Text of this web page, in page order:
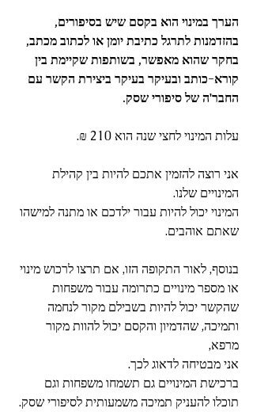
הערך במינוי הוא בקסם שיש בסיפורים,
בהזדמנות לתרגל כתיבת יומן או לכתוב מכתב,
בחקר שהוא מאפשר, בשותפות שקיימת בין
קורא-כותב ובעיקר בעיקר ביצירת הקשר עם
החבר'ה של סיפורי שסק.
עלות המינוי לחצי שנה הוא 210 ₪.
אני רוצה להזמין אתכם להיות בין קהילת
המינויים שלנו.
המינוי יכול להיות עבור ילדכם או מתנה למישהו
שאתם אוהבים.
בנוסף, לאור התקופה הזו, אם תרצו לרכוש מינוי
או מספר מינויים כתרומה עבור משפחות
שהקשר יכול להיות בשבילם מקור לנחמה
ותמיכה, שהדמיון והקסם יכול להוות מקור
מרפא,
אני מבטיחה לדאוג לכך.
ברכישת המינויים גם תשמחו משפחות וגם
תוכלו להעניק תמיכה משמעותית לסיפורי שסק.